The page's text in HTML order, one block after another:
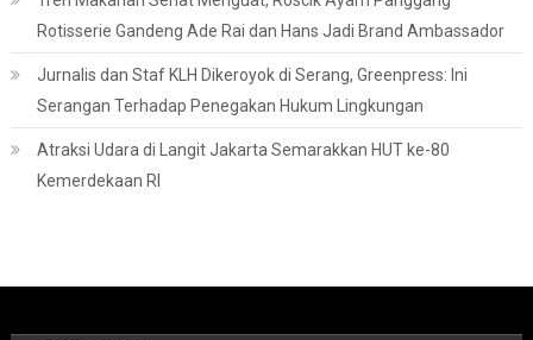
Rotisserie Gandeng Ade Rai dan Hans Jadi Brand Ambassador
Jurnalis dan Staf KLH Dikeroyok di Serang, Greenpress: Ini
Serangan Terhadap Penegakan Hukum Lingkungan
Atraksi Udara di Langit Jakarta Semarakkan HUT ke-80
Kemerdekaan RI